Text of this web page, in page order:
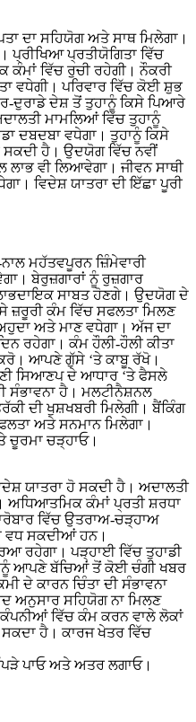
ਦਾ ਸਹਿਯੋਗ ਅਤੇ ਸਾਥ ਮਿਲੇਗਾ।
ਪ੍ਰੀਖਿਆ ਪ੍ਰਤੀਯੋਗਿਤਾ ਵਿੱਚ
ਕੰਮਾਂ ਵਿੱਚ ਰੁਚੀ ਰਹੇਗੀ। ਨੌਕਰੀ
ਵਧੇਗੀ। ਪਰਿਵਾਰ ਵਿੱਚ ਕੋਈ ਸ਼ੁਭ
ਦੁਰਾਡੇ ਦੇਸ਼ ਤੋਂ ਤੁਹਾਨੂੰ ਕਿਸੇ ਪਿਆਰੇ
ਮਾਮਲਿਆਂ ਵਿੱਚ ਤੁਹਾਨੂੰ
ਦਬਦਬਾ ਵਧੇਗਾ। ਤੁਹਾਨੂੰ ਕਿਸੇ
ਸਕਦੀ ਹੈ। ਉਦਯੋਗ ਵਿੱਚ ਨਵੀਂ
ਲਾਭ ਵੀ ਲਿਆਵੇਗਾ। ਜੀਵਨ ਸਾਥੀ
ਵਿਦੇਸ਼ ਯਾਤਰਾ ਦੀ ਇੱਛਾ ਪੂਰੀ
ਮਹੱਤਵਪੂਰਨ ਜ਼ਿੰਮੇਵਾਰੀ
ਬੇਰੁਜ਼ਗਾਰਾਂ ਨੂੰ ਰੁਜ਼ਗਾਰ
ਸਾਬਤ ਹੋਣਗੇ। ਉਦਯੋਗ ਦੇ
ਜ਼ਰੂਰੀ ਕੰਮ ਵਿੱਚ ਸਫਲਤਾ ਮਿਲਣ
ਅਹੁਦਾ ਅਤੇ ਮਾਣ ਵਧੇਗਾ। ਅੱਜ ਦਾ
ਰਹੇਗਾ। ਕੰਮ ਹੌਲੀ-ਹੌਲੀ ਕੀਤਾ
ਆਪਣੇ ਗੁੱਸੇ ‘ਤੇ ਕਾਬੂ ਰੱਖੋ।
ਸਿਆਣਪ ਦੇ ਆਧਾਰ ‘ਤੇ ਫੈਸਲੇ
ਸੰਭਾਵਨਾ ਹੈ। ਮਲਟੀਨੈਸ਼ਨਲ
ਦੀ ਖੁਸ਼ਖਬਰੀ ਮਿਲੇਗੀ। ਬੈਂਕਿੰਗ
ਅਤੇ ਸਨਮਾਨ ਮਿਲੇਗਾ।
ਚੂਰਮਾ ਚੜ੍ਹਾਓ।
ਯਾਤਰਾ ਹੋ ਸਕਦੀ ਹੈ। ਅਦਾਲਤੀ
ਅਧਿਆਤਮਿਕ ਕੰਮਾਂ ਪ੍ਰਤੀ ਸ਼ਰਧਾ
ਵਿੱਚ ਉਤਰਾਅ-ਚੜ੍ਹਾਅ
ਵਧ ਸਕਦੀਆਂ ਹਨ।
ਰਹੇਗਾ। ਪੜ੍ਹਾਈ ਵਿੱਚ ਤੁਹਾਡੀ
ਆਪਣੇ ਬੱਚਿਆਂ ਤੋਂ ਕੋਈ ਚੰਗੀ ਖਬਰ
ਦੇ ਕਾਰਨ ਚਿੰਤਾ ਦੀ ਸੰਭਾਵਨਾ
ਅਨੁਸਾਰ ਸਹਿਯੋਗ ਨਾ ਮਿਲਣ
ਵਿੱਚ ਕੰਮ ਕਰਨ ਵਾਲੇ ਲੋਕਾਂ
ਸਕਦਾ ਹੈ। ਕਾਰਜ ਖੇਤਰ ਵਿੱਚ
ਪਾਓ ਅਤੇ ਅਤਰ ਲਗਾਓ।